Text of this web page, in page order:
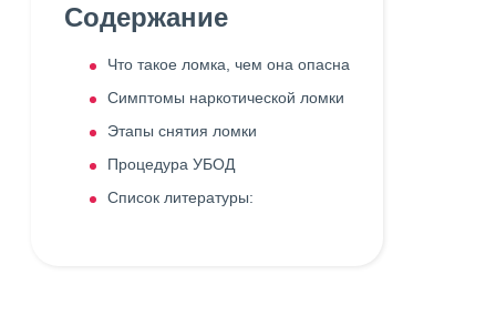
Содержание
Что такое ломка, чем она опасна
Симптомы наркотической ломки
Этапы снятия ломки
Процедура УБОД
Список литературы: